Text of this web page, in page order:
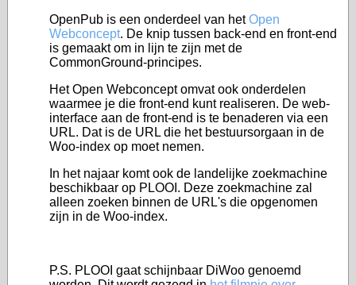
OpenPub is een onderdeel van hetOpen
Webconcept. De knip tussen back-end en front-end
is gemaakt om in lijn te zijn met de
CommonGround-principes.
Het Open Webconcept omvat ook onderdelen
waarmee je die front-end kunt realiseren. De web-
interface aan de front-end is te benaderen via een
URL. Dat is de URL die het bestuursorgaan in de
Woo-index op moet nemen.
In het najaar komt ook de landelijke zoekmachine
beschikbaar op PLOOI. Deze zoekmachine zal
alleen zoeken binnen de URL's die opgenomen
zijn in de Woo-index.
P.S. PLOOI gaat schijnbaar DiWoo genoemd